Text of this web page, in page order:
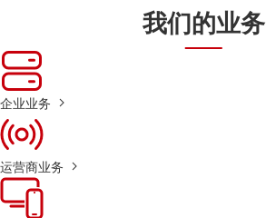
我们的业务
企业业务
运营商业务